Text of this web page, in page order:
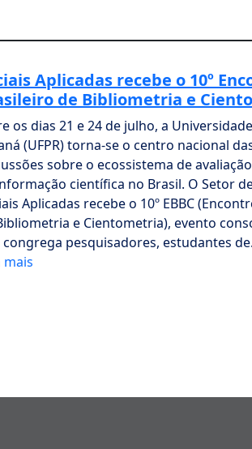
Aplicadas recebe o 10º
de Bibliometria e
os dias 21 e 24 de julho, a
(UFPR) torna-se o centro nacional
sobre o ecossistema de
científica no Brasil. O Setor
Aplicadas recebe o 10º EBBC
e Cientometria), evento
congrega pesquisadores, estudantes
mais